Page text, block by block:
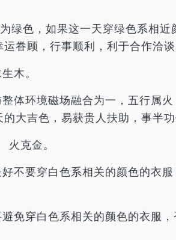
色，如果这一天穿绿色系相近
眷顾，行事顺利，利于合作洽谈
木。
体环境磁场融合为一，五行属
大吉色，易获贵人扶助，事半功
火克金。
不要穿白色系相关的颜色的衣
免穿白色系相关的颜色的衣服